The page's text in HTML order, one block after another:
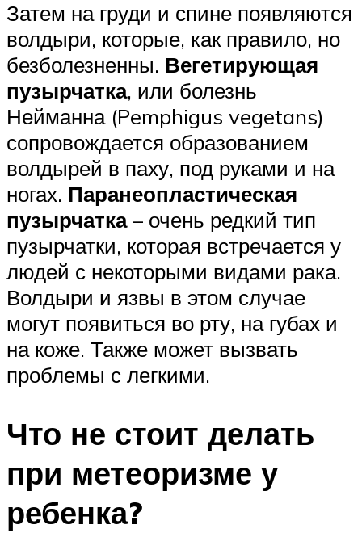
Затем на груди и спине появляются
волдыри, которые, как правило, но
безболезненны. Вегетирующая
пузырчатка, или болезнь
Нейманна (Pemphigus vegetans)
сопровождается образованием
волдырей в паху, под руками и на
ногах. Паранеопластическая
пузырчатка– очень редкий тип
пузырчатки, которая встречается у
людей с некоторыми видами рака.
Волдыри и язвы в этом случае
могут появиться во рту, на губах и
на коже. Также может вызвать
проблемы с легкими.
Что не стоит делать
при метеоризме у
ребенка?